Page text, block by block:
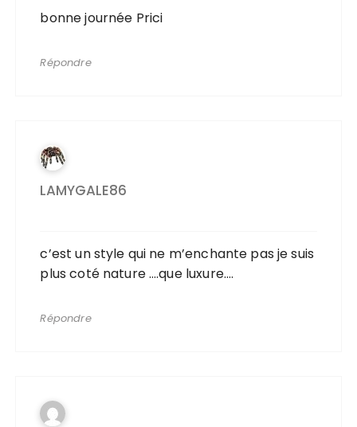
bonne journée Prici
Répondre
LAMYGALE86
c’est un style qui ne m’enchante pas je suis
plus coté nature ….que luxure….
Répondre